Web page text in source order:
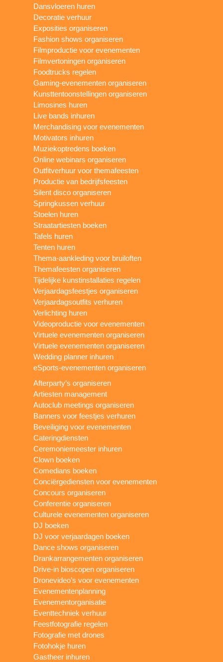
Dansvloeren huren
Decoratie verhuur
Exposities organiseren
Fashion shows organiseren
Filmproductie voor evenementen
Filmvertoningen organiseren
Foodtrucks regelen
Gaming-evenementen organiseren
Kunsttentoonstellingen organiseren
Limosines huren
Live bands inhuren
Merchandising voor evenementen
Motivators inhuren
Muziekoptredens boeken
Online webinars organiseren
Outfitverhuur voor themafeesten
Productie van bedrijfsfeesten
Silent disco organiseren
Springkussen verhuur
Stoelen huren
Straatartiesten boeken
Tafels huren
Tenten huren
Thema-aankleding voor bruiloften
Themafeesten organiseren
Tijdelijke kunstinstallaties regelen
Verjaardagsfeestjes organiseren
Verjaardagsoutfits verhuren
Verlichting huren
Videoproductie voor evenementen
Virtuele evenementen organiseren
Virtuele evenementen organiseren
Wedding planner inhuren
eSports-evenementen organiseren
Afterparty’s organiseren
Artiesten management
Autoclub meetings organiseren
Banners voor feestjes verhuren
Beveiliging voor evenementen
Cateringdiensten
Ceremoniemeester inhuren
Clown boeken
Comedians boeken
Conciërgediensten voor evenementen
Concours organiseren
Conferentie organiseren
Culturele evenementen organiseren
DJ boeken
DJ voor verjaardagen boeken
Dance shows organiseren
Drankarrangementen organiseren
Drive-in bioscopen organiseren
Dronevideo’s voor evenementen
Evenementenplanning
Evenementorganisatie
Eventtechniek verhuur
Feestfotografie regelen
Fotografie met drones
Fotohokje huren
Gastheer inhuren